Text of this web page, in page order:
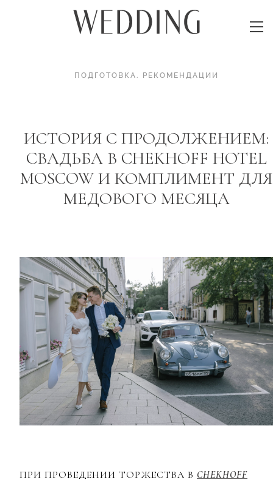
ПОДГОТОВКА. РЕКОМЕНДАЦИИ
ИСТОРИЯ С ПРОДОЛЖЕНИЕМ:
CВАДЬБА В CHEKHOFF HOTEL
MOSCOW И КОМПЛИМЕНТ ДЛЯ
МЕДОВОГО МЕСЯЦА
ПРИ ПРОВЕДЕНИИ ТОРЖЕСТВА В CHEKHOFF